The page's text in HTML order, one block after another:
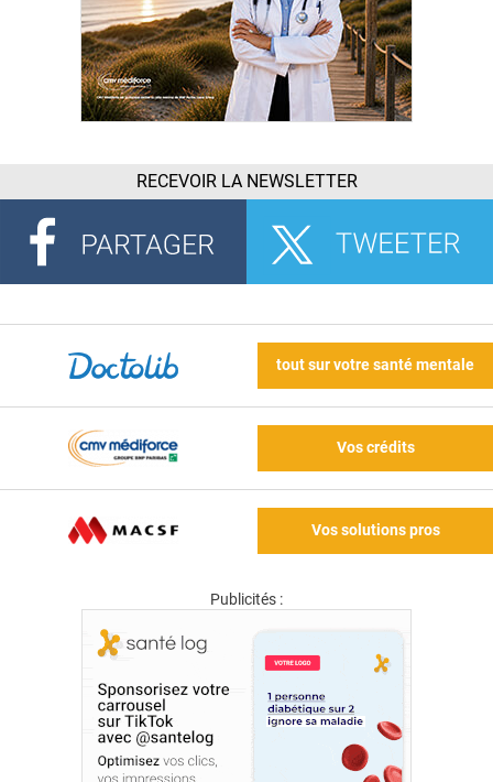
RECEVOIR LA NEWSLETTER
tout sur votre santé mentale
Vos crédits
Vos solutions pros
Publicités :